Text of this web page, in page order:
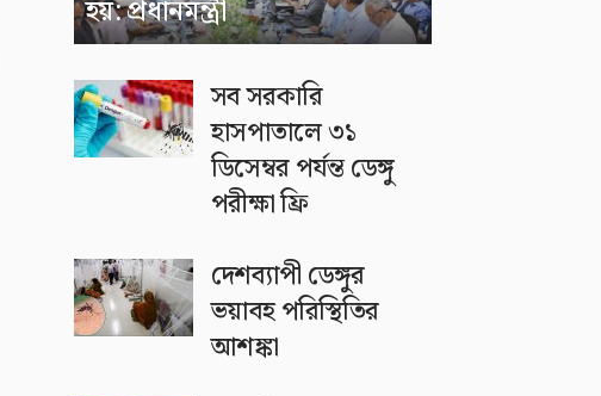
হয়: প্রধানমন্ত্রী
সব সরকারি
হাসপাতালে ৩১
ডিসেম্বর পর্যন্ত ডেঙ্গু
পরীক্ষা ফ্রি
দেশব্যাপী ডেঙ্গুর
ভয়াবহ পরিস্থিতির
আশঙ্কা